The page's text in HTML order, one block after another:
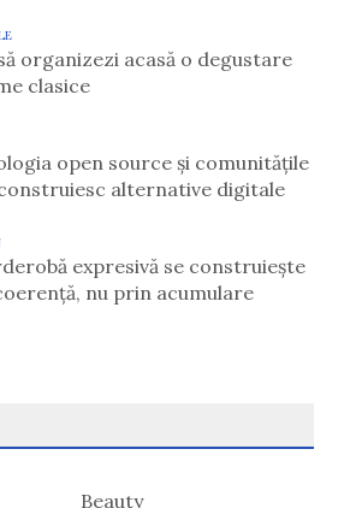
organizezi acasă o degustare
clasice
open source și comunitățile
alternative digitale
expresivă se construiește
nu prin acumulare
Beauty